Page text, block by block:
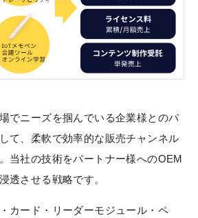
でニーズを掴んでいる企業様とのパ
て、柔軟で効率的な販売チャンネル
当社の技術をパートナー様へのOEM
透させる戦略です。
カード・リーダーモジュール・ペ